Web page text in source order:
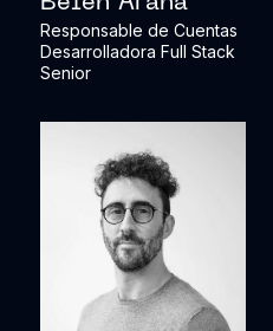
Responsable de Cuentas
Desarrolladora Full Stack
Senior